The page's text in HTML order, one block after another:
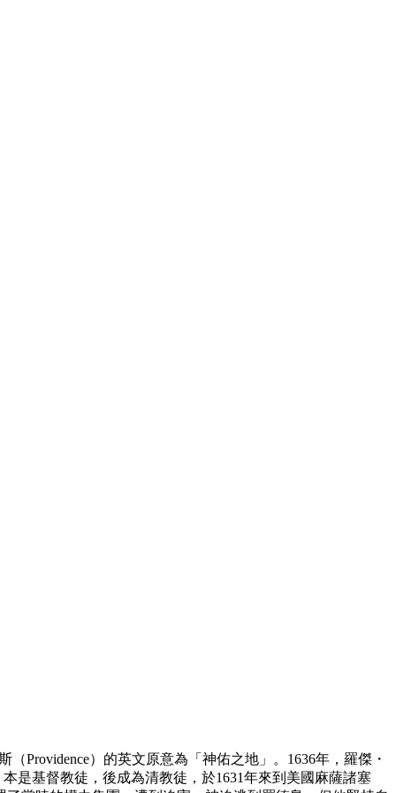
Providence）的英文原意為「神佑之地」。1636年，羅傑・
是基督教徒，後成為清教徒，於1631年來到美國麻薩諸塞